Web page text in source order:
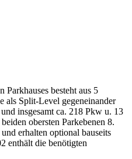
besteht aus 5
als Split-Level gegeneinander
insgesamt ca. 218 Pkw u. 13
obersten Parkebenen 8.
erhalten optional bauseits
enthält die benötigten